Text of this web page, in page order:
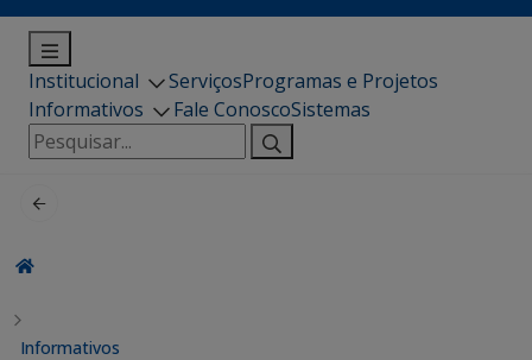
Institucional ServiçosProgramas e Projetos
Informativos
Fale ConoscoSistemas
Pesquisar
por:
Informativos